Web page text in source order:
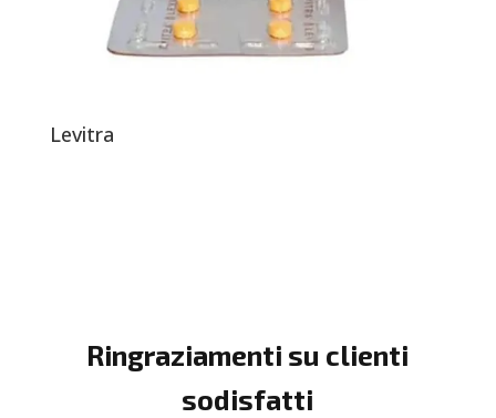
Levitra
Ringraziamenti su clienti
sodisfatti